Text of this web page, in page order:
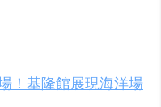
！基隆館展現海洋場